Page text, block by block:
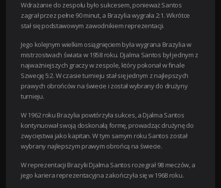
Wdrażanie do zespołu było sukcesem, ponieważ Santos
zagrał przez pełne 90 minut, a Brazylia wygrała 2:1. Wkrótce
stał się podstawowym zawodnikiem reprezentacji.
Jego kolejnym wielkim osiągnięciem była wygrana Brazylia w
mistrzostwach świata w 1958 roku. Djalma Santos był jednym z
najważniejszych graczy w zespole, który pokonał w finale
Szwecję 5:2. W czasie turnieju stał się jednym z najlepszych
prawych obrońców na świecie i został wybrany do drużyny
turnieju.
W 1962 roku Brazylia powtórzyła sukces, a Djalma Santos
kontynuował swoją doskonałą formę, prowadząc drużynę do
zwycięstwa jako kapitan. W tym samym roku Santos został
wybrany najlepszym prawym obrońcą na świecie.
W reprezentacji Brazylii Djalma Santos rozegrał 98 meczów, a
jego kariera reprezentacyjna zakończyła się w 1968 roku.